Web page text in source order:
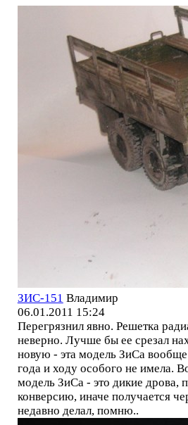
ЗИС-151 Владимир
06.01.2011 15:24
Перегрязнил явно. Решетка
неверно. Лучше бы ее срезал
новую - эта модель ЗиСа
года и ходу особого не имела.
модель ЗиСа - это дикие дрова,
конверсию, иначе получается
недавно делал, помню..